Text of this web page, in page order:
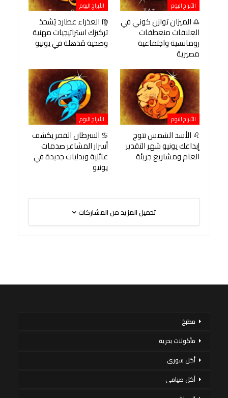
الأبراج اليوم
♎ الميزان توازن كوني في
العلاقات منعطفات
رومانسية واجتماعية
مصيرية
الأبراج اليوم
♍ العذراء عطارد يَشحذ
تركيزك استراتيجيات مهنية
وصحية مُذهلة في يونيو
الأبراج اليوم
♌ الأسد الشمس تتوج
إبداعك يونيو شهر التقدير
العام ومشاريع جريئة
الأبراج اليوم
♋ السرطان القمر يكشف
أسرار المشاعر صدمات
عائلية وبدايات جديدة في
يونيو
تحميل المزيد من المشاركات
مطبخ
مأكولات بحرية
أكل سورى
أكل صيامي